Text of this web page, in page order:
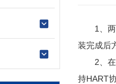
1、两只
装完成后
2、在在
持HART